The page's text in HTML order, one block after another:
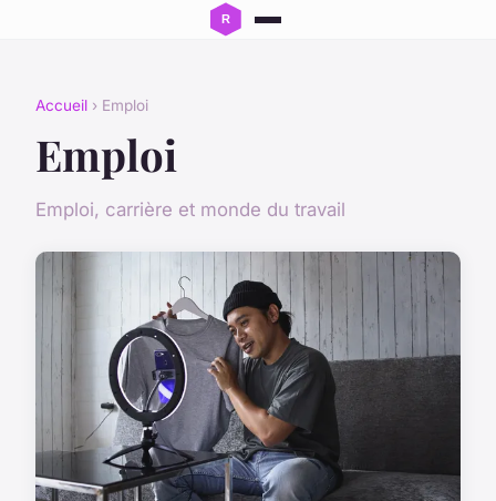
Accueil › Emploi
Emploi
Emploi, carrière et monde du travail